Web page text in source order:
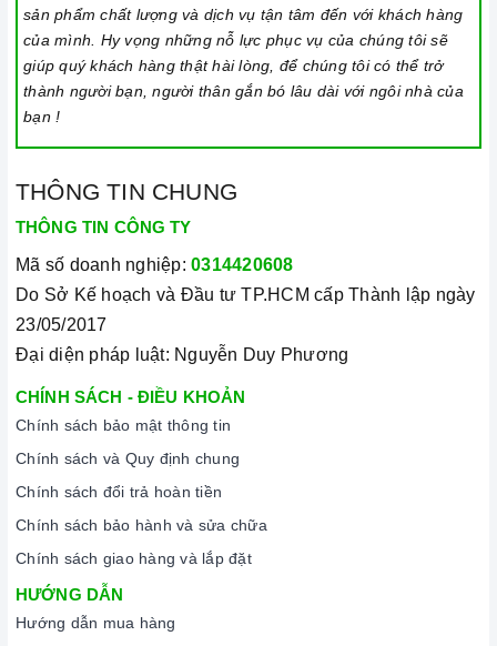
nhất.
Xem thêm tại đây: Home Best Care - Trung tâm bảo trì, sửa
chữa thiết bị nhà bếp cao cấp
sản phẩm chất lượng và dịch vụ tận tâm đến với khách hàng
của mình. Hy vọng những nỗ lực phục vụ của chúng tôi sẽ
giúp quý khách hàng thật hài lòng, để chúng tôi có thể trở
thành người bạn, người thân gắn bó lâu dài với ngôi nhà của
bạn !
THÔNG TIN CHUNG
THÔNG TIN CÔNG TY
Mã số doanh nghiệp: 0314420608
Do Sở Kế hoạch và Đầu tư TP.HCM cấp Thành lập ngày
23/05/2017
Đại diện pháp luật: Nguyễn Duy Phương
CHÍNH SÁCH - ĐIỀU KHOẢN
Chính sách bảo mật thông tin
Chính sách và Quy định chung
Chính sách đổi trả hoàn tiền
Chính sách bảo hành và sửa chữa
Chính sách giao hàng và lắp đặt
HƯỚNG DẪN
Hướng dẫn mua hàng